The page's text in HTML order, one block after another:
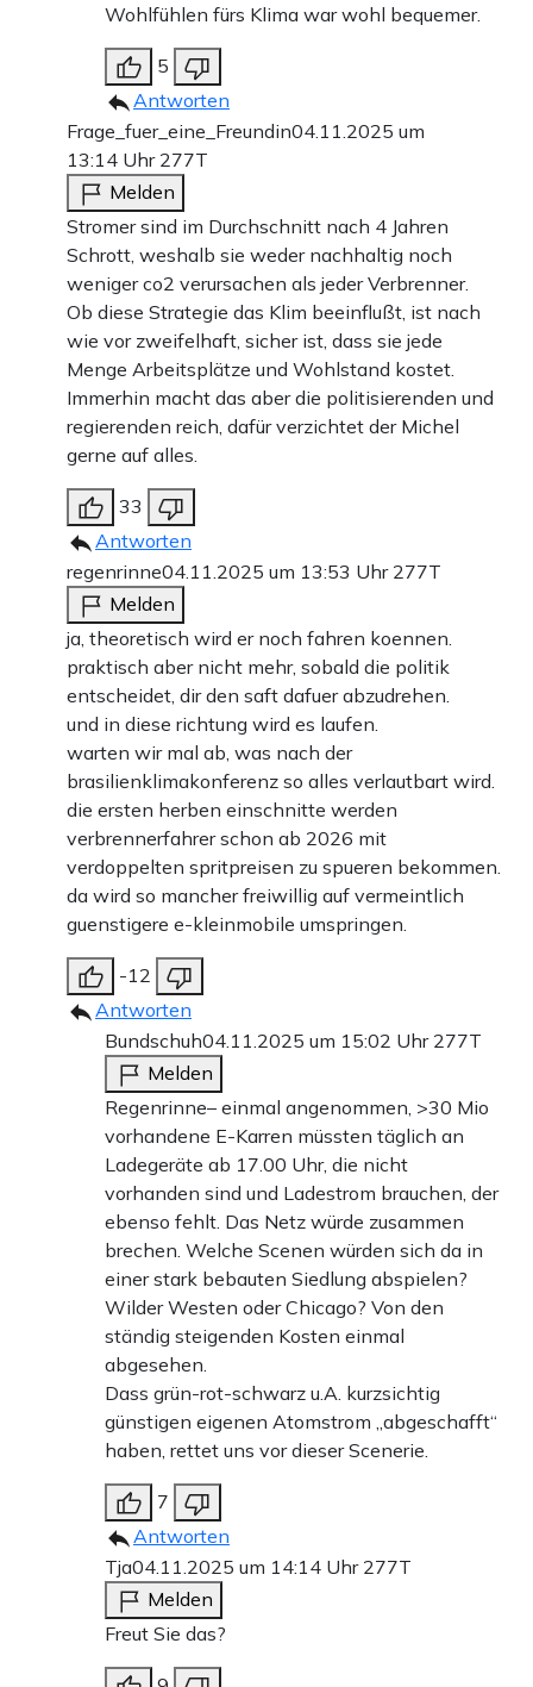
Wohlfühlen fürs Klima war wohl bequemer.
5
Antworten
Frage_fuer_eine_Freundin04.11.2025 um
13:14 Uhr 277T
Melden
Stromer sind im Durchschnitt nach 4 Jahren
Schrott, weshalb sie weder nachhaltig noch
weniger co2 verursachen als jeder Verbrenner.
Ob diese Strategie das Klim beeinflußt, ist nach
wie vor zweifelhaft, sicher ist, dass sie jede
Menge Arbeitsplätze und Wohlstand kostet.
Immerhin macht das aber die politisierenden und
regierenden reich, dafür verzichtet der Michel
gerne auf alles.
33
Antworten
regenrinne04.11.2025 um 13:53 Uhr 277T
Melden
ja, theoretisch wird er noch fahren koennen.
praktisch aber nicht mehr, sobald die politik
entscheidet, dir den saft dafuer abzudrehen.
und in diese richtung wird es laufen.
warten wir mal ab, was nach der
brasilienklimakonferenz so alles verlautbart wird.
die ersten herben einschnitte werden
verbrennerfahrer schon ab 2026 mit
verdoppelten spritpreisen zu spueren bekommen.
da wird so mancher freiwillig auf vermeintlich
guenstigere e-kleinmobile umspringen.
-12
Antworten
Bundschuh04.11.2025 um 15:02 Uhr 277T
Melden
Regenrinne– einmal angenommen, >30 Mio
vorhandene E-Karren müssten täglich an
Ladegeräte ab 17.00 Uhr, die nicht
vorhanden sind und Ladestrom brauchen, der
ebenso fehlt. Das Netz würde zusammen
brechen. Welche Scenen würden sich da in
einer stark bebauten Siedlung abspielen?
Wilder Westen oder Chicago? Von den
ständig steigenden Kosten einmal
abgesehen.
Dass grün-rot-schwarz u.A. kurzsichtig
günstigen eigenen Atomstrom „abgeschafft“
haben, rettet uns vor dieser Scenerie.
7
Antworten
Tja04.11.2025 um 14:14 Uhr 277T
Melden
Freut Sie das?